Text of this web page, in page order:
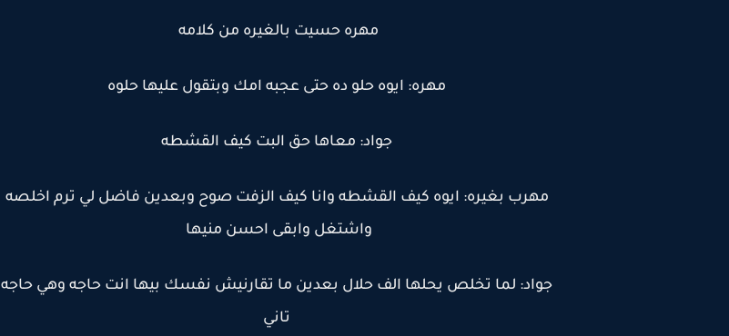
مهره حسيت بالغيره من كلامه
مهره: ايوه حلو ده حتى عجبه امك وبتقول عليها حلوه
جواد: معاها حق البت كيف القشطه
مهرب بغيره: ايوه كيف القشطه وانا كيف الزفت صوح وبعدين فاضل لي ترم اخلصه
واشتغل وابقى احسن منيها
جواد: لما تخلص يحلها الف حلال بعدين ما تقارنيش نفسك بيها انت حاجه وهي حاجه
تاني